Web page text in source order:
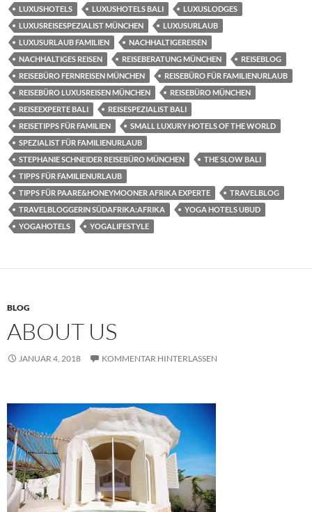
LUXUSHOTELS LUXUSHOTELS BALI
LUXUSLODGES
LUXUSREISESPEZIALIST MÜNCHEN
LUXUSURLAUB
LUXUSURLAUB FAMILIEN
NACHHALTIGEREISEN
NACHHALTIGES REISEN
REISEBERATUNG MÜNCHEN
REISEBLOG
REISEBÜRO FERNREISEN MÜNCHEN
REISEBÜRO FÜR FAMILIENURLAUB
REISEBÜRO LUXUSREISEN MÜNCHEN
REISEBÜRO MÜNCHEN
REISEEXPERTE BALI
REISESPEZIALIST BALI
REISETIPPS FÜR FAMILIEN
SMALL LUXURY HOTELS OF THE WORLD
SPEZIALIST FÜR FAMILIENURLAUB
STEPHANIE SCHNEIDER REISEBÜRO MÜNCHEN
THE SLOW BALI
TIPPS FÜR FAMILIENURLAUB
TIPPS FÜR PAARE&HONEYMOONER AFRIKA EXPERTE
TRAVELBLOG
TRAVELBLOGGERIN SÜDAFRIKA:AFRIKA
YOGA HOTELS UBUD
YOGAHOTELS
YOGALIFESTYLE
BLOG
ABOUT US
JANUAR 4, 2018 KOMMENTAR HINTERLASSEN